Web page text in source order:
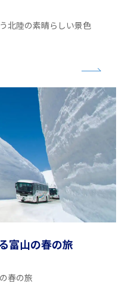
北陸の素晴らしい景色
富山の春の旅
春の旅